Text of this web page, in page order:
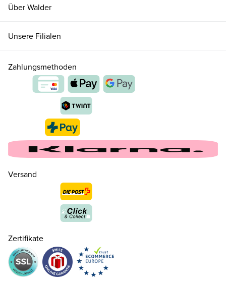
CHF 144.50
Über Walder
Unsere Filialen
Zahlungsmethoden
Versand
Zertifikate